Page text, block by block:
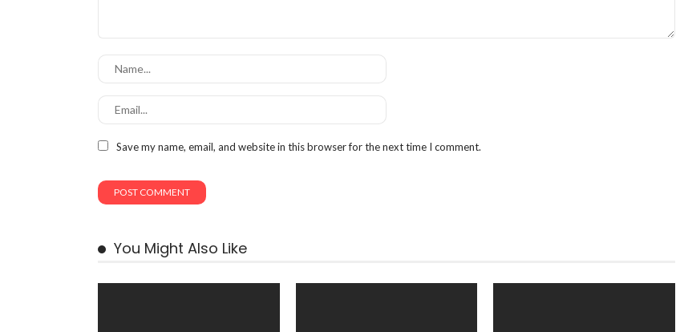
Save my name, email, and website in this browser for the next time I comment.
You Might Also Like